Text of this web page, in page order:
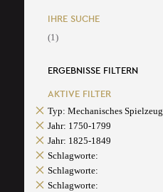
IHRE SUCHE
(1)
ERGEBNISSE FILTERN
AKTIVE FILTER
Typ: Mechanisches Spielzeug
Jahr: 1750-1799
Jahr: 1825-1849
Schlagworte:
Schlagworte:
Schlagworte: